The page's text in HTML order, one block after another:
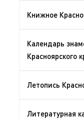
Книжное
Календарь
Красноярского
Летопись
Литературная